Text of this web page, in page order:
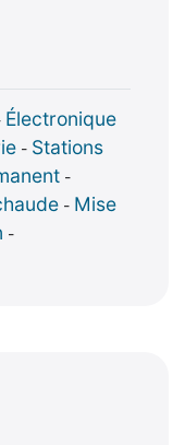
Électronique
- Stations
-
- Mise
-